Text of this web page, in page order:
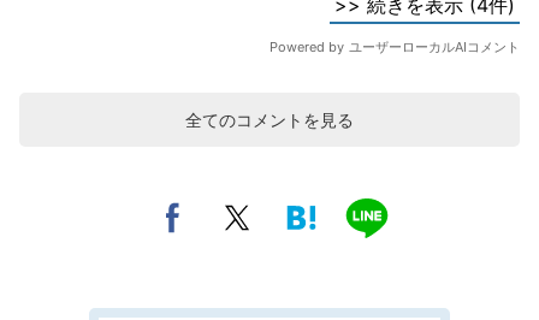
全てのコメントを見る